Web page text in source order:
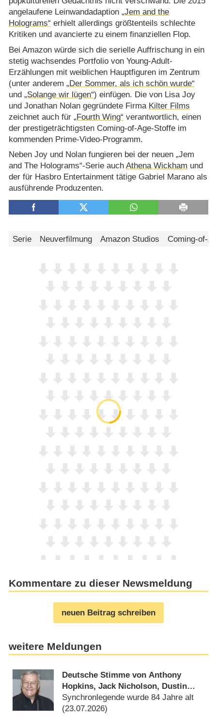
angelaufene Leinwandadaption „Jem and the
Holograms“ erhielt allerdings größtenteils schlechte
Kritiken und avancierte zu einem finanziellen Flop.
Bei Amazon würde sich die serielle Auffrischung in ein
stetig wachsendes Portfolio von Young-Adult-
Erzählungen mit weiblichen Hauptfiguren im Zentrum
(unter anderem „Der Sommer, als ich schön wurde“
und „Solange wir lügen“) einfügen. Die von Lisa Joy
und Jonathan Nolan gegründete Firma Kilter Films
zeichnet auch für „Fourth Wing“ verantwortlich, einen
der prestigeträchtigsten Coming-of-Age-Stoffe im
kommenden Prime-Video-Programm.
Neben Joy und Nolan fungieren bei der neuen „Jem
and The Holograms“-Serie auch Athena Wickham und
der für Hasbro Entertainment tätige Gabriel Marano als
ausführende Produzenten.
Serie Neuverfilmung Amazon Studios Coming-of-
Kommentare zu dieser Newsmeldung
neuen Beitrag schreiben
weitere Meldungen
Deutsche Stimme von Anthony
Hopkins, Jack Nicholson, Dustin
Hoffman verstummt: Joachim Kerzel
ist tot
Synchronlegende wurde 84 Jahre alt
(23.07.2026)